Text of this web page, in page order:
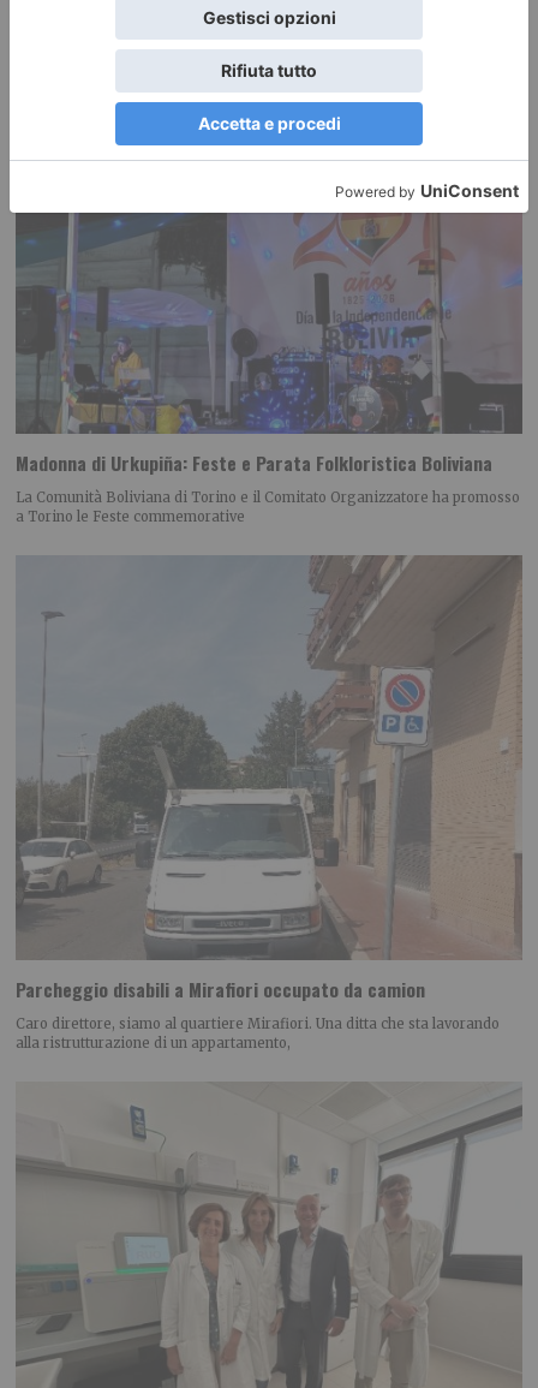
Madonna di Urkupiña: Feste e Parata Folkloristica Boliviana
La Comunità Boliviana di Torino e il Comitato Organizzatore ha promosso
a Torino le Feste commemorative
Parcheggio disabili a Mirafiori occupato da camion
Caro direttore, siamo al quartiere Mirafiori. Una ditta che sta lavorando
alla ristrutturazione di un appartamento,